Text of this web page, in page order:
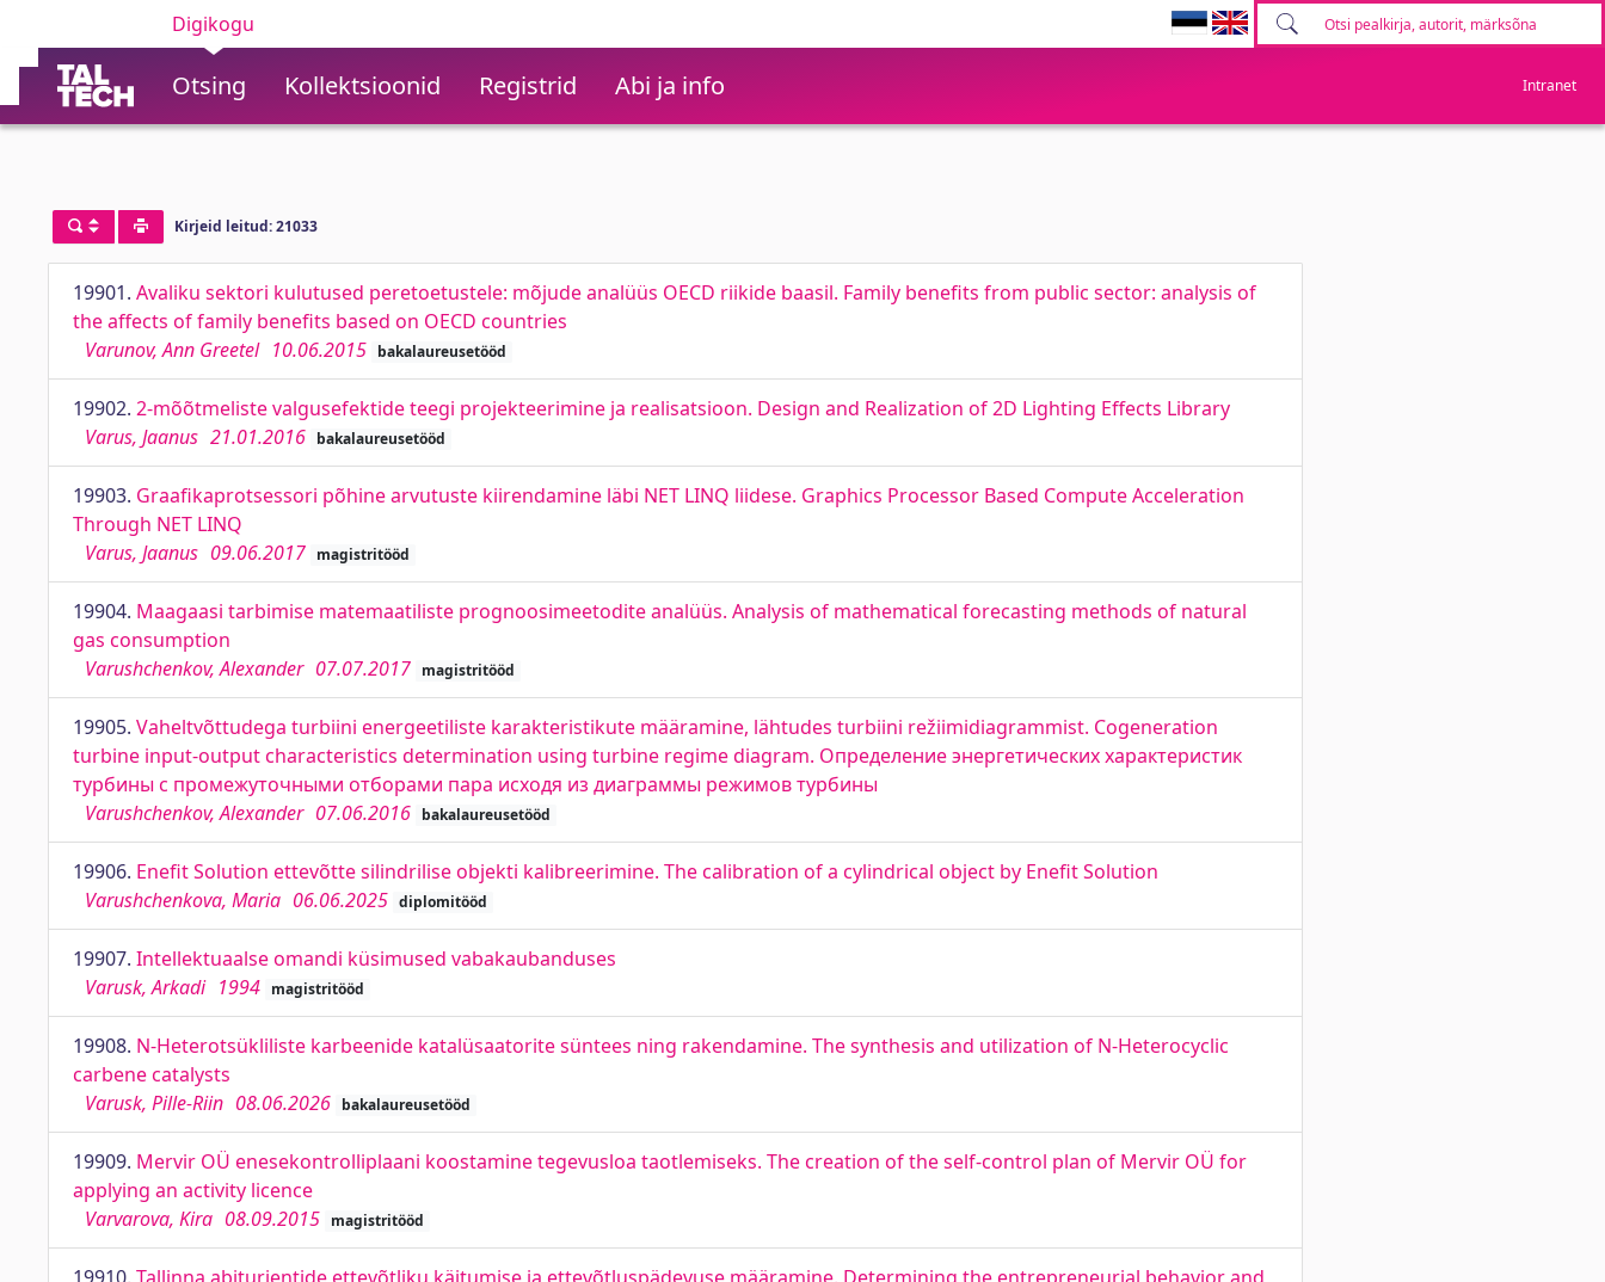
Digikogu
Otsing Kollektsioonid Registrid Abi ja info Intranet
Kirjeid leitud: 21033
19901. Avaliku sektori kulutused peretoetustele: mõjude analüüs OECD riikide baasil. Family benefits from public sector: analysis of
the affects of family benefits based on OECD countries
Varunov, Ann Greetel 10.06.2015 bakalaureusetööd
19902. 2-mõõtmeliste valgusefektide teegi projekteerimine ja realisatsioon. Design and Realization of 2D Lighting Effects Library
Varus, Jaanus 21.01.2016 bakalaureusetööd
19903. Graafikaprotsessori põhine arvutuste kiirendamine läbi NET LINQ liidese. Graphics Processor Based Compute Acceleration
Through NET LINQ
Varus, Jaanus 09.06.2017 magistritööd
19904. Maagaasi tarbimise matemaatiliste prognoosimeetodite analüüs. Analysis of mathematical forecasting methods of natural
gas consumption
Varushchenkov, Alexander 07.07.2017 magistritööd
19905. Vaheltvõttudega turbiini energeetiliste karakteristikute määramine, lähtudes turbiini režiimidiagrammist. Cogeneration
turbine input-output characteristics determination using turbine regime diagram. Определение энергетических характеристик
турбины с промежуточными отборами пара исходя из диаграммы режимов турбины
Varushchenkov, Alexander 07.06.2016 bakalaureusetööd
19906. Enefit Solution ettevõtte silindrilise objekti kalibreerimine. The calibration of a cylindrical object by Enefit Solution
Varushchenkova, Maria 06.06.2025 diplomitööd
19907. Intellektuaalse omandi küsimused vabakaubanduses
Varusk, Arkadi 1994 magistritööd
19908. N-Heterotsükliliste karbeenide katalüsaatorite süntees ning rakendamine. The synthesis and utilization of N-Heterocyclic
carbene catalysts
Varusk, Pille-Riin 08.06.2026 bakalaureusetööd
19909. Mervir OÜ enesekontrolliplaani koostamine tegevusloa taotlemiseks. The creation of the self-control plan of Mervir OÜ for
applying an activity licence
Varvarova, Kira 08.09.2015 magistritööd